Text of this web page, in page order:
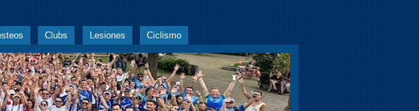
Clubs Lesiones Ciclismo